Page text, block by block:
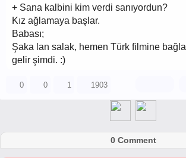
+ Sana kalbini kim verdi sanıyordun?
Kız ağlamaya başlar.
Babası;
Şaka lan salak, hemen Türk filmine
gelir şimdi. :)
0 0 1 1903
0 Comment